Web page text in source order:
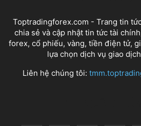
Toptradingforex.com - Trang tin
chia sẻ và cập nhật tin tức tài
forex, cổ phiếu, vàng, tiền điện tử,
lựa chọn dịch vụ giao
Liên hệ chúng tôi: